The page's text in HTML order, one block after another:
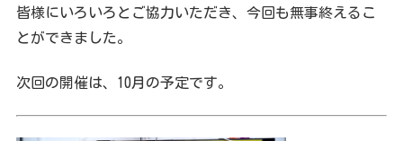
皆様にいろいろとご協力いただき、今回も無事終えるこ
とができました。
次回の開催は、10月の予定です。